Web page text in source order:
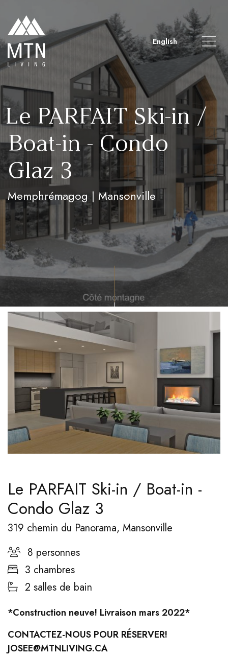
English
Le PARFAIT Ski-in /
Boat-in - Condo
Glaz 3
Memphrémagog | Mansonville
Le PARFAIT Ski-in / Boat-in -
Condo Glaz 3
319 chemin du Panorama, Mansonville
8 personnes
3 chambres
2 salles de bain
*Construction neuve! Livraison mars 2022*
CONTACTEZ-NOUS POUR RÉSERVER!
JOSEE@MTNLIVING.CA